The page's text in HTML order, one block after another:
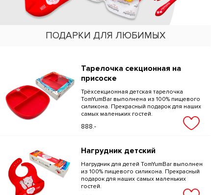
ПОДАРКИ ДЛЯ ЛЮБИМЫХ
Тарелочка секционная на
присоске
Трёхсекционная детская тарелочка
TomYumBar выполнена из 100% пищевого
силикона. Прекрасный подарок для наших
самых маленьких гостей.
888.-
Нагрудник детский
Нагрудник для детей TomYumBar выполнен
из 100% пищевого силикона. Прекрасный
подарок для наших самых маленьких
гостей.